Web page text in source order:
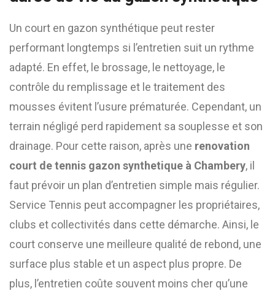
Un court en gazon synthétique peut rester
performant longtemps si l’entretien suit un rythme
adapté. En effet, le brossage, le nettoyage, le
contrôle du remplissage et le traitement des
mousses évitent l’usure prématurée. Cependant, un
terrain négligé perd rapidement sa souplesse et son
drainage. Pour cette raison, après une renovation
court de tennis gazon synthetique à Chambery, il
faut prévoir un plan d’entretien simple mais régulier.
Service Tennis peut accompagner les propriétaires,
clubs et collectivités dans cette démarche. Ainsi, le
court conserve une meilleure qualité de rebond, une
surface plus stable et un aspect plus propre. De
plus, l’entretien coûte souvent moins cher qu’une